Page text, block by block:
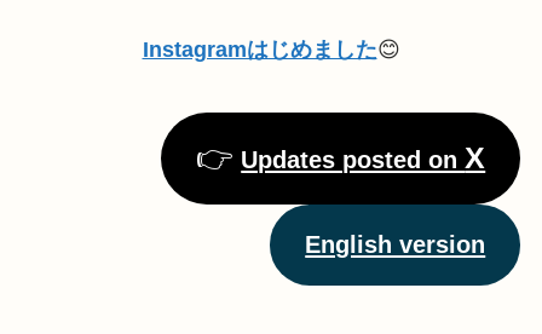
Instagramはじめました😊
👉 Updates posted on X
English version